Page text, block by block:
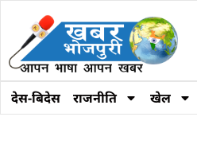
देस-बिदेस राजनीति खेल